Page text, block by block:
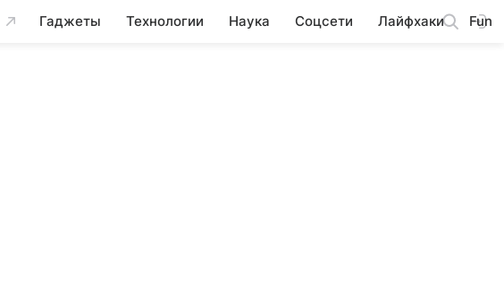
Гаджеты Технологии Наука Соцсети Лайфхаки Fun